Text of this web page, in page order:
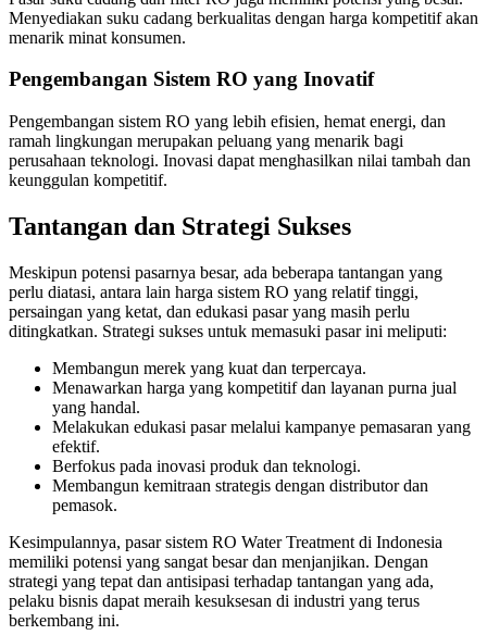
Menyediakan suku cadang berkualitas dengan harga kompetitif akan
menarik minat konsumen.
Pengembangan Sistem RO yang Inovatif
Pengembangan sistem RO yang lebih efisien, hemat energi, dan
ramah lingkungan merupakan peluang yang menarik bagi
perusahaan teknologi. Inovasi dapat menghasilkan nilai tambah dan
keunggulan kompetitif.
Tantangan dan Strategi Sukses
Meskipun potensi pasarnya besar, ada beberapa tantangan yang
perlu diatasi, antara lain harga sistem RO yang relatif tinggi,
persaingan yang ketat, dan edukasi pasar yang masih perlu
ditingkatkan. Strategi sukses untuk memasuki pasar ini meliputi:
Membangun merek yang kuat dan terpercaya.
Menawarkan harga yang kompetitif dan layanan purna jual
yang handal.
Melakukan edukasi pasar melalui kampanye pemasaran yang
efektif.
Berfokus pada inovasi produk dan teknologi.
Membangun kemitraan strategis dengan distributor dan
pemasok.
Kesimpulannya, pasar sistem RO Water Treatment di Indonesia
memiliki potensi yang sangat besar dan menjanjikan. Dengan
strategi yang tepat dan antisipasi terhadap tantangan yang ada,
pelaku bisnis dapat meraih kesuksesan di industri yang terus
berkembang ini.